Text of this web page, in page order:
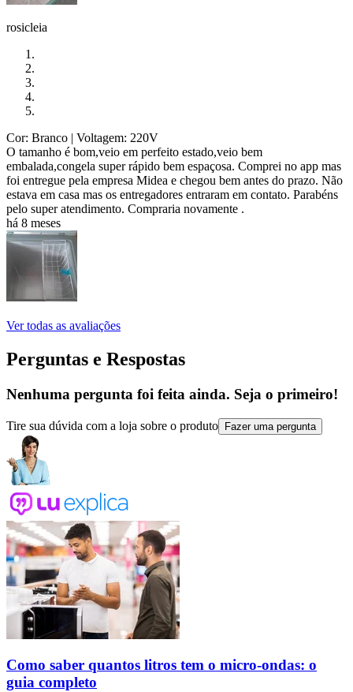
rosicleia
Cor: Branco | Voltagem: 220V
O tamanho é bom,veio em perfeito estado,veio bem
embalada,congela super rápido bem espaçosa. Comprei no app mas
foi entregue pela empresa Midea e chegou bem antes do prazo. Não
estava em casa mas os entregadores entraram em contato. Parabéns
pelo super atendimento. Compraria novamente .
há 8 meses
Ver todas as avaliações
Perguntas e Respostas
Nenhuma pergunta foi feita ainda. Seja o primeiro!
Tire sua dúvida com a loja sobre o produto Fazer uma pergunta
Como saber quantos litros tem o micro-ondas: o
guia completo